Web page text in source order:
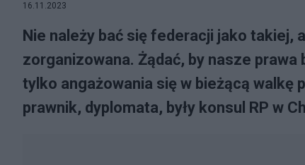
16.11.2023
Nie należy bać się federacji jako takiej,
zorganizowana. Żądać, by nasze prawa
tylko angażowania się w bieżącą walkę
prawnik, dyplomata, były konsul RP w